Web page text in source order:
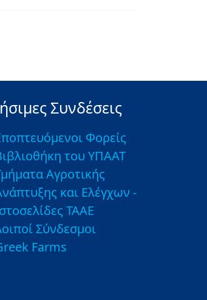
Συνδέσεις
Φορείς
του ΥΠΑΑΤ
Αγροτικής
και Ελέγχων -
ΤΑΑΕ
Σύνδεσμοι
Farms